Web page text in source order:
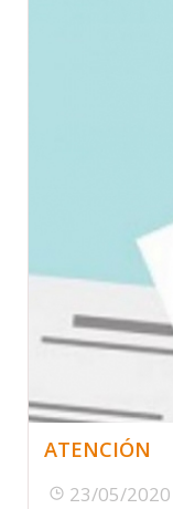
ATENCIÓN
23/05/2020